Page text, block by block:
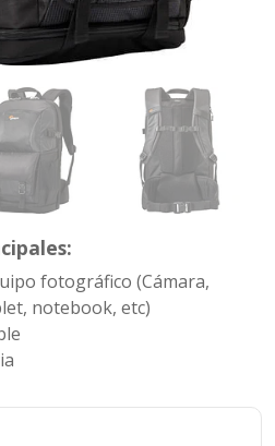
fotográfico (Cámara,
notebook, etc)